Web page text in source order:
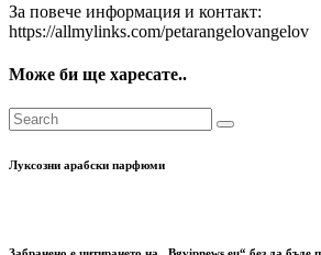
За повече информация и контакт:
https://allmylinks.com/petarangelovangelov
Може би ще харесате..
Луксозни арабски парфюми